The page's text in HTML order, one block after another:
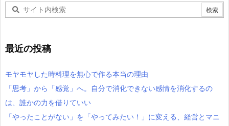
最近の投稿
モヤモヤした時料理を無心で作る本当の理由
「思考」から「感覚」へ。自分で消化できない感情を消化するの
は、誰かの力を借りていい
「やったことがない」を「やってみたい！」に変える、経営とマニ